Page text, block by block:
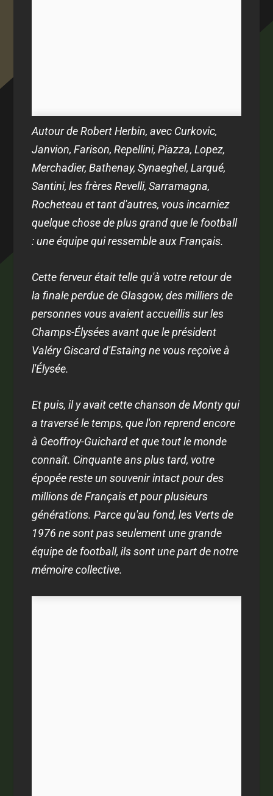
Autour de Robert Herbin, avec Curkovic,
Janvion, Farison, Repellini, Piazza, Lopez,
Merchadier, Bathenay, Synaeghel, Larqué,
Santini, les frères Revelli, Sarramagna,
Rocheteau et tant d'autres, vous incarniez
quelque chose de plus grand que le football
: une équipe qui ressemble aux Français.
Cette ferveur était telle qu'à votre retour de
la finale perdue de Glasgow, des milliers de
personnes vous avaient accueillis sur les
Champs-Élysées avant que le président
Valéry Giscard d'Estaing ne vous reçoive à
l'Élysée.
Et puis, il y avait cette chanson de Monty qui
a traversé le temps, que l'on reprend encore
à Geoffroy-Guichard et que tout le monde
connaît. Cinquante ans plus tard, votre
épopée reste un souvenir intact pour des
millions de Français et pour plusieurs
générations. Parce qu'au fond, les Verts de
1976 ne sont pas seulement une grande
équipe de football, ils sont une part de notre
mémoire collective.